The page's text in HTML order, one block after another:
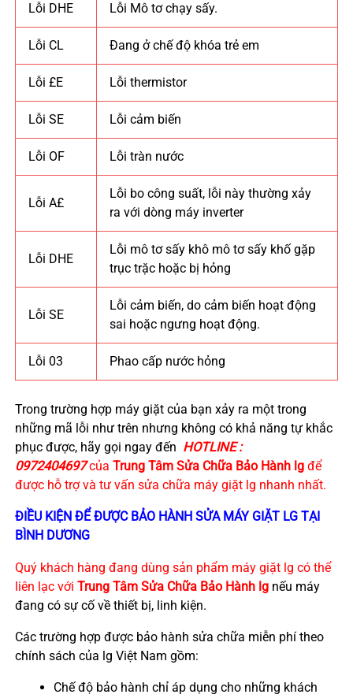
Lỗi DHE Lỗi Mô tơ chạy sấy.
Lỗi CL Đang ở chế độ khóa trẻ em
Lỗi £E Lỗi thermistor
Lỗi SE Lỗi cảm biến
Lỗi OF Lỗi tràn nước
Lỗi A£
Lỗi bo công suất, lỗi này thường xảy
ra với dòng máy inverter
Lỗi DHE
Lỗi mô tơ sấy khô mô tơ sấy khố gặp
trục trặc hoặc bị hỏng
Lỗi SE
Lỗi cảm biến, do cảm biến hoạt động
sai hoặc ngưng hoạt động.
Lỗi 03 Phao cấp nước hỏng
Trong trường hợp máy giặt của bạn xảy ra một trong
những mã lỗi như trên nhưng không có khả năng tự khắc
phục được, hãy gọi ngay đến HOTLINE :
0972404697 của Trung Tâm Sửa Chữa Bảo Hành lgđể
được hỗ trợ và tư vấn sửa chữa máy giặt lg nhanh nhất.
ĐIỀU KIỆN ĐỂ ĐƯỢC BẢO HÀNH SỬA MÁY GIẶT LGTẠI
BÌNH DƯƠNG
Quý khách hàng đang dùng sản phẩm máy giặt lg có thể
liên lạc với Trung Tâm Sửa Chữa Bảo Hành lgnếu máy
đang có sự cố về thiết bị, linh kiện.
Các trường hợp được bảo hành sửa chữa miễn phí theo
chính sách của lg Việt Nam gồm:
Chế độ bảo hành chỉ áp dụng cho những khách